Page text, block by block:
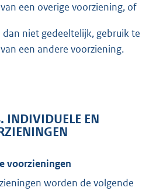
een overige voorziening, of
dan niet gedeeltelijk, gebruik te
een andere voorziening.
INDIVIDUELE EN
voorzieningen
worden de volgende